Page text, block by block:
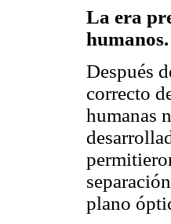
La era
Después
correcto
humanas
plano